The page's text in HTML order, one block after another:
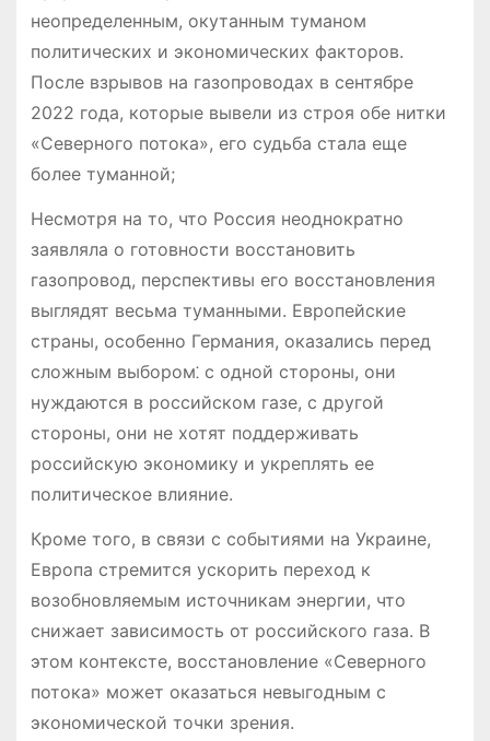
неопределенным, окутанным туманом
политических и экономических факторов.
После взрывов на газопроводах в сентябре
2022 года, которые вывели из строя обе нитки
«Северного потока», его судьба стала еще
более туманной;
Несмотря на то, что Россия неоднократно
заявляла о готовности восстановить
газопровод, перспективы его восстановления
выглядят весьма туманными. Европейские
страны, особенно Германия, оказались перед
сложным выбором⁚ с одной стороны, они
нуждаются в российском газе, с другой
стороны, они не хотят поддерживать
российскую экономику и укреплять ее
политическое влияние.
Кроме того, в связи с событиями на Украине,
Европа стремится ускорить переход к
возобновляемым источникам энергии, что
снижает зависимость от российского газа. В
этом контексте, восстановление «Северного
потока» может оказаться невыгодным с
экономической точки зрения.